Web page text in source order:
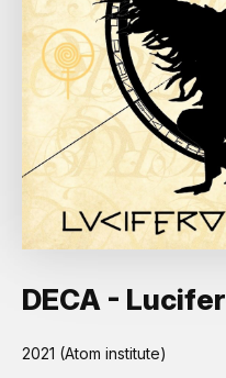
DECA -
2021 (Atom institute)